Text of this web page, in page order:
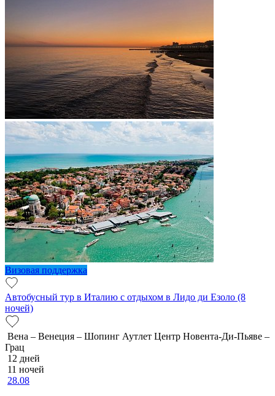
Визовая поддержка
Автобусный тур в Италию с отдыхом в Лидо ди Езоло (8
ночей)
Вена – Венеция – Шопинг Аутлет Центр Новента-Ди-Пьяве –
Грац
12 дней
11 ночей
28.08